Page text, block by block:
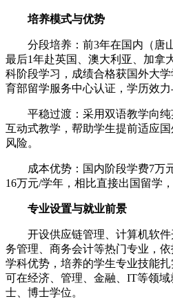
培养模式与优势
分段培养：前3年在国内（唐山
最后1年赴英国、澳大利亚、加拿
科阶段学习，成绩合格获国外大
育部留学服务中心认证，学历效力
平稳过渡：采用双语教学向纯
互动式教学，帮助学生提前适应
风险。
成本优势：国内阶段学费7万
16万元/学年，相比直接出国留学
专业设置与就业前景
开设供应链管理、计算机软件
务管理、商务会计等热门专业，
学科优势，培养的学生专业技能
可在经济、管理、金融、IT等领
士、博士学位。